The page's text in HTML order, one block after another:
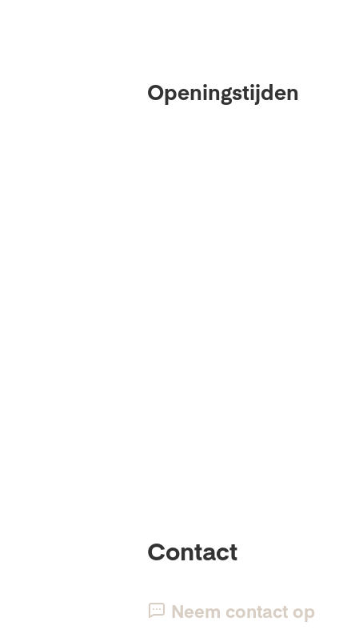
Openingstijden
Contact
Neem contact op